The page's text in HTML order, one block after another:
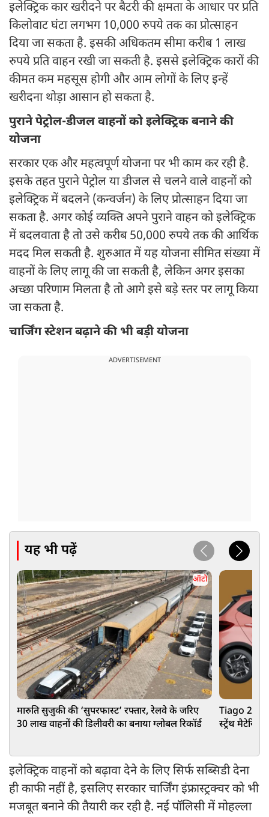
इलेक्ट्रिक कार खरीदने पर बैटरी की क्षमता के आधार पर प्रति
किलोवाट घंटा लगभग 10,000 रुपये तक का प्रोत्साहन
दिया जा सकता है. इसकी अधिकतम सीमा करीब 1 लाख
रुपये प्रति वाहन रखी जा सकती है. इससे इलेक्ट्रिक कारों की
कीमत कम महसूस होगी और आम लोगों के लिए इन्हें
खरीदना थोड़ा आसान हो सकता है.
पुराने पेट्रोल-डीजल वाहनों को इलेक्ट्रिक बनाने की
योजना
सरकार एक और महत्वपूर्ण योजना पर भी काम कर रही है.
इसके तहत पुराने पेट्रोल या डीजल से चलने वाले वाहनों को
इलेक्ट्रिक में बदलने (कन्वर्जन) के लिए प्रोत्साहन दिया जा
सकता है. अगर कोई व्यक्ति अपने पुराने वाहन को इलेक्ट्रिक
में बदलवाता है तो उसे करीब 50,000 रुपये तक की आर्थिक
मदद मिल सकती है. शुरुआत में यह योजना सीमित संख्या में
वाहनों के लिए लागू की जा सकती है, लेकिन अगर इसका
अच्छा परिणाम मिलता है तो आगे इसे बड़े स्तर पर लागू किया
जा सकता है.
चार्जिंग स्टेशन बढ़ाने की भी बड़ी योजना
ADVERTISEMENT
यह भी पढ़ें
ऑटो
मारुति सुजुकी की ‘सुपरफास्ट’ रफ्तार, रेलवे के जरिए
30 लाख वाहनों की डिलीवरी का बनाया ग्लोबल रिकॉर्ड
Tiago 2026
स्ट्रेंथ
इलेक्ट्रिक वाहनों को बढ़ावा देने के लिए सिर्फ सब्सिडी देना
ही काफी नहीं है, इसलिए सरकार चार्जिंग इंफ्रास्ट्रक्चर को भी
मजबूत बनाने की तैयारी कर रही है. नई पॉलिसी में मोहल्ला